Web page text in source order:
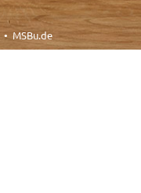
• MSBu.de